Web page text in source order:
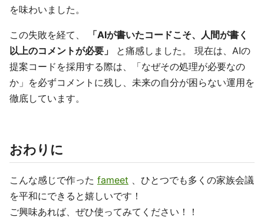
を味わいました。
この失敗を経て、
「AIが書いたコードこそ、人間が書く
以上のコメントが必要」
と痛感しました。 現在は、AIの
提案コードを採用する際は、「なぜその処理が必要なの
か」を必ずコメントに残し、未来の自分が困らない運用を
徹底しています。
おわりに
こんな感じで作った fameet 、ひとつでも多くの家族会議
を平和にできると嬉しいです！
ご興味あれば、ぜひ使ってみてください！！